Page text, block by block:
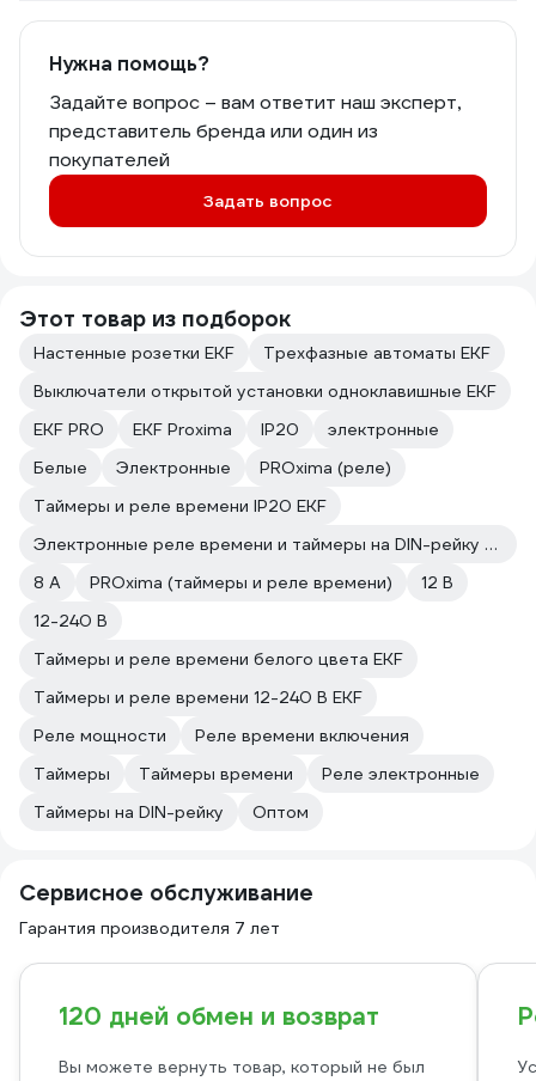
Нужна помощь?
Задайте вопрос – вам ответит наш эксперт,
представитель бренда или один из
покупателей
Задать вопрос
Этот товар из подборок
Настенные розетки EKF
Трехфазные автоматы EKF
Выключатели открытой установки одноклавишные EKF
EKF PRO
EKF Proxima IP20
электронные
Белые
Электронные
PROxima (реле)
Таймеры и реле времени IP20 EKF
Электронные реле времени и таймеры на DIN-рейку EKF
8 А
PROxima (таймеры и реле времени)
12 В
12-240 В
Таймеры и реле времени белого цвета EKF
Таймеры и реле времени 12-240 В EKF
Реле мощности
Реле времени включения
Таймеры
Таймеры времени
Реле электронные
Таймеры на DIN-рейку
Оптом
Сервисное обслуживание
Гарантия производителя 7 лет
120 дней обмен и возврат
Вы можете вернуть товар, который не был